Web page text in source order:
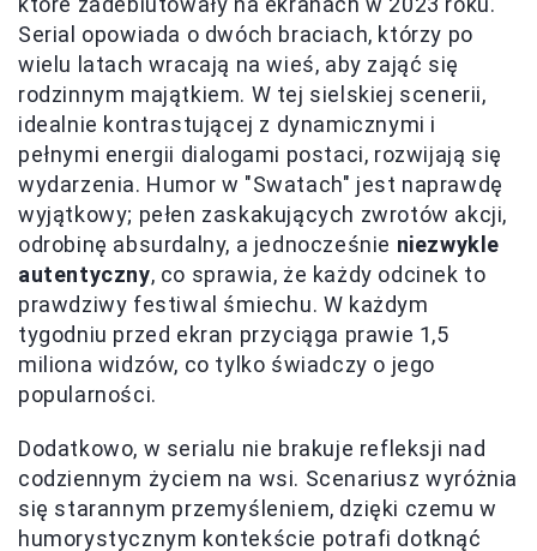
Serial opowiada o dwóch braciach, którzy po
wielu latach wracają na wieś, aby zająć się
rodzinnym majątkiem. W tej sielskiej scenerii,
idealnie kontrastującej z dynamicznymi i
pełnymi energii dialogami postaci, rozwijają się
wydarzenia. Humor w "Swatach" jest naprawdę
wyjątkowy; pełen zaskakujących zwrotów akcji,
odrobinę absurdalny, a jednocześnie niezwykle
autentyczny, co sprawia, że każdy odcinek to
prawdziwy festiwal śmiechu. W każdym
tygodniu przed ekran przyciąga prawie 1,5
miliona widzów, co tylko świadczy o jego
popularności.
Dodatkowo, w serialu nie brakuje refleksji nad
codziennym życiem na wsi. Scenariusz wyróżnia
się starannym przemyśleniem, dzięki czemu w
humorystycznym kontekście potrafi dotknąć